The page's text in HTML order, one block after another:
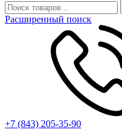
Расширенный поиск
+7 (843) 205-35-90